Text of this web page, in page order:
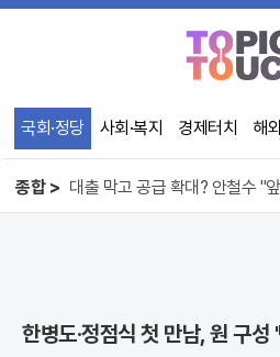
국회·정당 사회·복지 경제터치 해
종합 >
오뚜기 케챂 55년, 1인당 100개
사기꾼이 주무른 제주 선거, 직
대출 막고 공급 확대? 안철수 "
오뚜기 케챂 55년, 1인당 100개
한병도·정점식 첫 만남, 원 구성